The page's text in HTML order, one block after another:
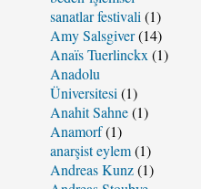
sanatlar festivali (1)
Amy Salsgiver(14)
Anaïs Tuerlinckx (1)
Anadolu
Üniversitesi (1)
Anahit Sahne(1)
Anamorf(1)
anarşist eylem(1)
Andreas Kunz(1)